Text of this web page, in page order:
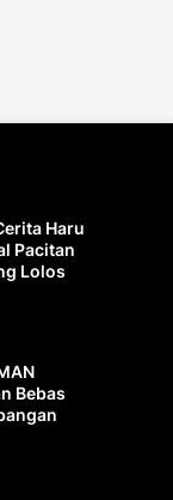
Haru
Pacitan
Lolos
Bebas